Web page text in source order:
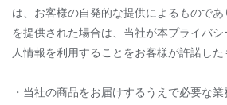
は、お客様の自発的な提供によるもので
を提供された場合は、当社が本プライバ
人情報を利用することをお客様が許諾した
・当社の商品をお届けするうえで必要な業